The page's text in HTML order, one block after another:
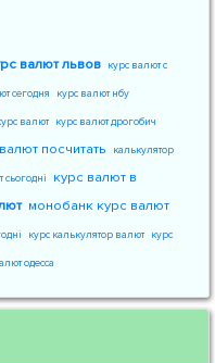
валют львов курс валют с
сегодня курс валют нбу
валют курс валют дрогобич
посчитать калькулятор
сьогодні
курс валют в
монобанк курс валют
курс калькулятор валют курс
одесса